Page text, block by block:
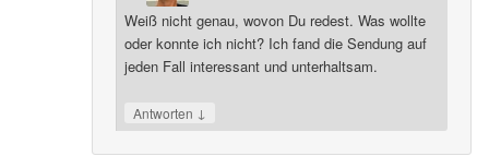
Weiß nicht genau, wovon Du redest. Was wollte
oder konnte ich nicht? Ich fand die Sendung auf
jeden Fall interessant und unterhaltsam.
Antworten ↓